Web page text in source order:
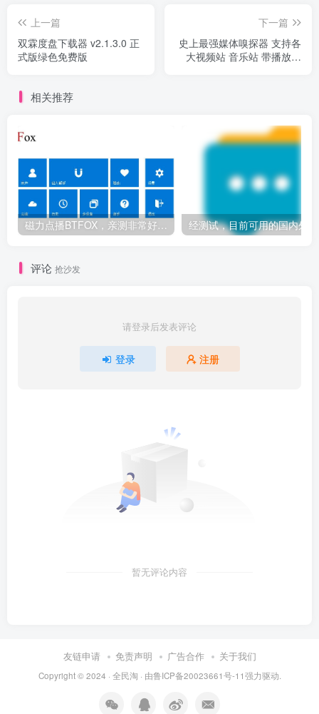
上一篇
双霖度盘下载器 v2.1.3.0 正
式版绿色免费版
下一篇
史上最强媒体嗅探器 支持各
大视频站 音乐站 带播放器
相关推荐
磁力点播BTFOX，亲测非常好用，公测免费中
评论 抢沙发
请登录后发表评论
登录 注册
暂无评论内容
友链申请 免责声明 广告合作 关于我们
Copyright © 2024 · 全民淘 · 由鲁ICP备20023661号-11强力驱动.